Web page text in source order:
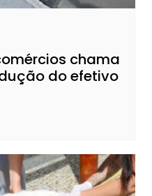
chama
do efetivo